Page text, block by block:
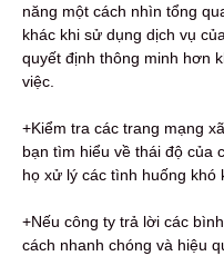
năng một cách nhìn tổng
khác khi sử dụng dịch vụ
quyết định thông minh hơn
việc.
+Kiểm tra các trang mạng
bạn tìm hiểu về thái độ của
họ xử lý các tình huống khó
+Nếu công ty trả lời các
cách nhanh chóng và hiệu